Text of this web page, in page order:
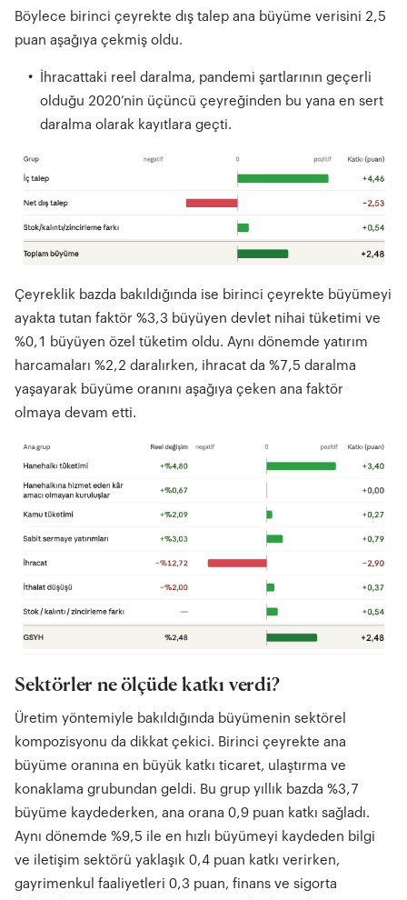
Böylece birinci çeyrekte dış talep ana büyüme verisini 2,5
puan aşağıya çekmiş oldu.
İhracattaki reel daralma, pandemi şartlarının geçerli
olduğu 2020’nin üçüncü çeyreğinden bu yana en sert
daralma olarak kayıtlara geçti.
Çeyreklik bazda bakıldığında ise birinci çeyrekte büyümeyi
ayakta tutan faktör %3,3 büyüyen devlet nihai tüketimi ve
%0,1 büyüyen özel tüketim oldu. Aynı dönemde yatırım
harcamaları %2,2 daralırken, ihracat da %7,5 daralma
yaşayarak büyüme oranını aşağıya çeken ana faktör
olmaya devam etti.
Sektörler ne ölçüde katkı verdi?
Üretim yöntemiyle bakıldığında büyümenin sektörel
kompozisyonu da dikkat çekici. Birinci çeyrekte ana
büyüme oranına en büyük katkı ticaret, ulaştırma ve
konaklama grubundan geldi. Bu grup yıllık bazda %3,7
büyüme kaydederken, ana orana 0,9 puan katkı sağladı.
Aynı dönemde %9,5 ile en hızlı büyümeyi kaydeden bilgi
ve iletişim sektörü yaklaşık 0,4 puan katkı verirken,
gayrimenkul faaliyetleri 0,3 puan, finans ve sigorta